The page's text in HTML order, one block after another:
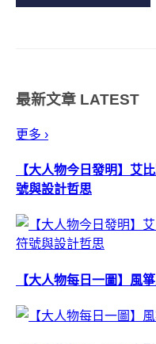
最新文章 LATEST
更多 ›
【大人物今日發明】艾
號與設計哲思
【大人物每日一圖】風